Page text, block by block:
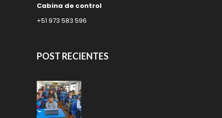
Cabina de control
+51 973 583 596
POST RECIENTES